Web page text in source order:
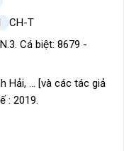
CH-T
Cá biệt: 8679 -
Hải, ... [và các tác giả
: 2019.